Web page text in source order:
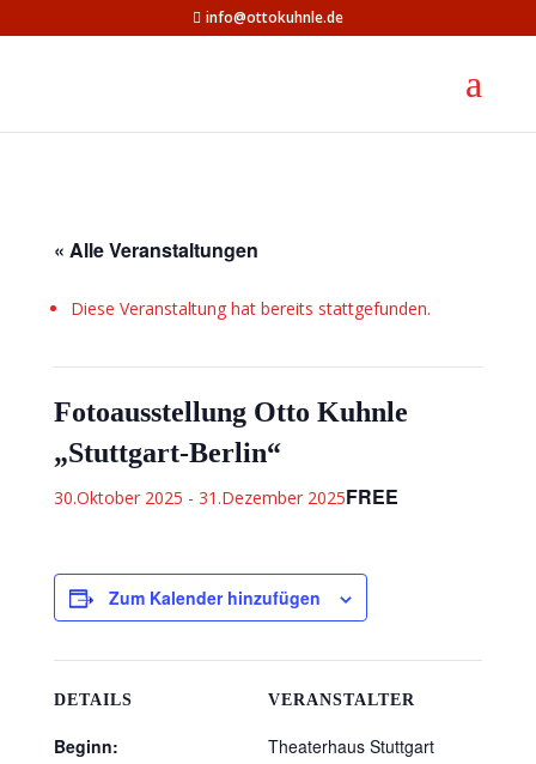
info@ottokuhnle.de
« Alle Veranstaltungen
Diese Veranstaltung hat bereits stattgefunden.
Fotoausstellung Otto Kuhnle
„Stuttgart-Berlin“
30.Oktober 2025 - 31.Dezember 2025FREE
Zum Kalender hinzufügen
DETAILS
Beginn:
VERANSTALTER
Theaterhaus Stuttgart